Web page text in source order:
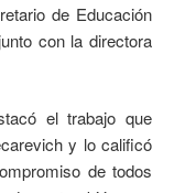
de Educación
con la directora
el trabajo que
y lo calificó
de todos